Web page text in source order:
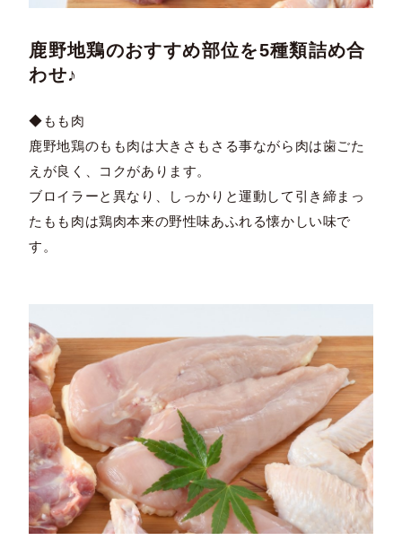
鹿野地鶏のおすすめ部位を5種類詰め合
わせ♪
◆もも肉
鹿野地鶏のもも肉は大きさもさる事ながら肉は歯ごた
えが良く、コクがあります。
ブロイラーと異なり、しっかりと運動して引き締まっ
たもも肉は鶏肉本来の野性味あふれる懐かしい味で
す。